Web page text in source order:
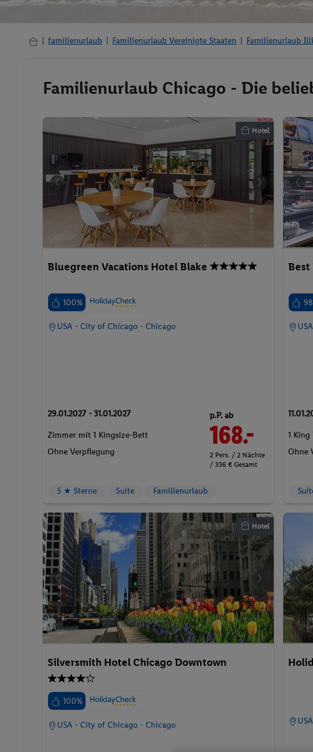
familienurlaub Familienurlaub Vereinigte Staaten Familienurlaub
Familienurlaub Chicago - Die
Hotel
Bluegreen Vacations Hotel Blake
100%
USA - City of Chicago - Chicago
29.01.2027 - 31.01.2027
Zimmer mit 1 Kingsize-Bett
Ohne Verpflegung
p.P. ab
168.-
2 Pers. / 2 Nächte
/ 336 € Gesamt
5 ★ Sterne Suite Familienurlaub
Best
1
Ohne
Hotel
Silversmith Hotel Chicago Downtown
100%
USA - City of Chicago - Chicago